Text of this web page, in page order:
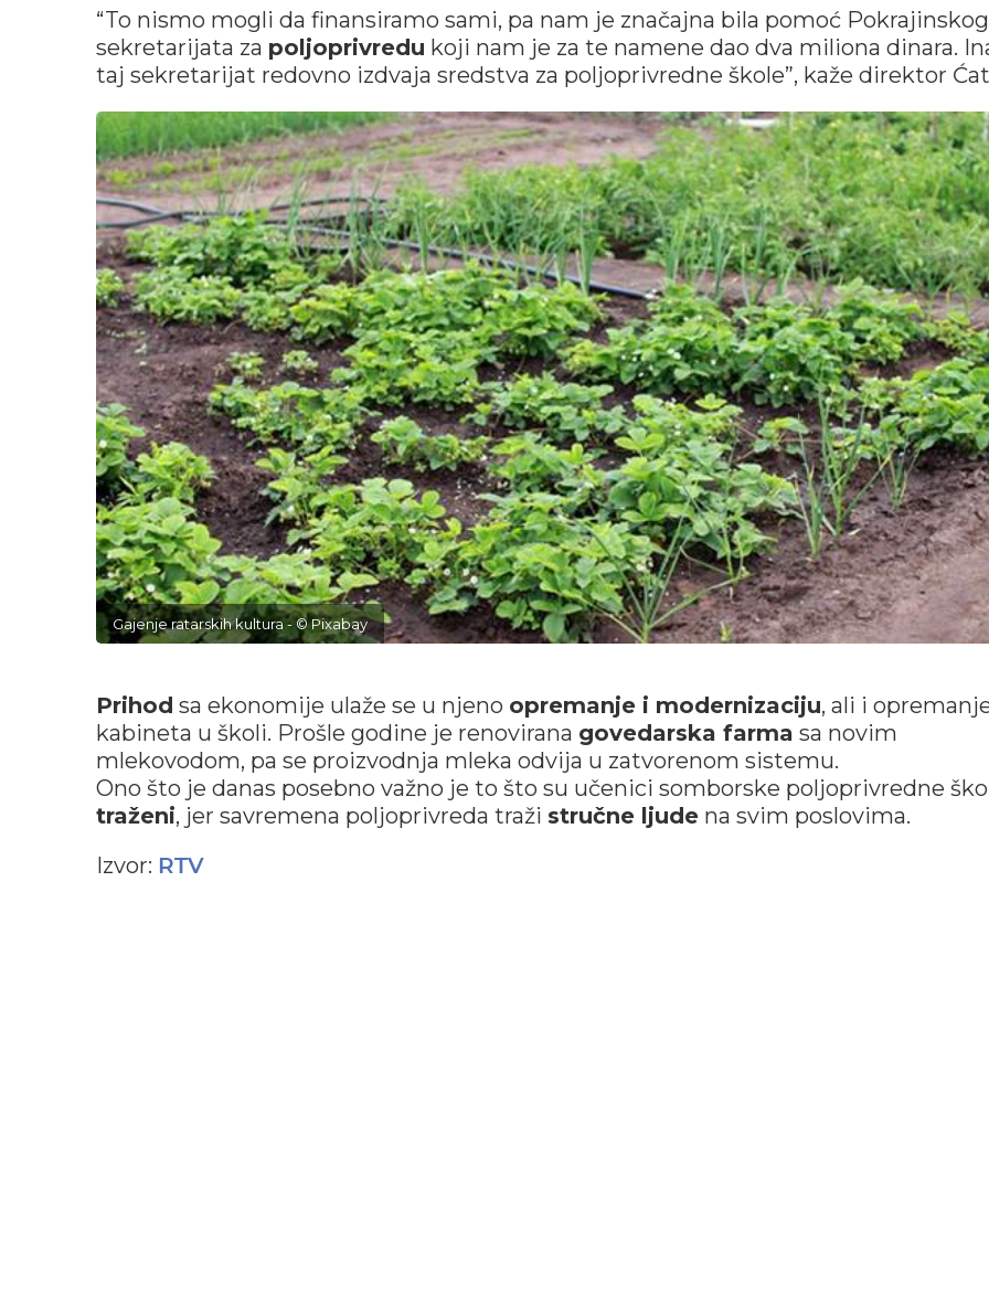
“To nismo mogli da finansiramo sami, pa nam je značajna bila pomoć Pokrajinskog
sekretarijata za poljoprivredu koji nam je za te namene dao dva miliona dinara.
taj sekretarijat redovno izdvaja sredstva za poljoprivredne škole”, kaže direktor
Gajenje ratarskih kultura - © Pixabay
Prihod sa ekonomije ulaže se u njeno opremanje i modernizaciju, ali i
kabineta u školi. Prošle godine je renovirana govedarska farma sa novim
mlekovodom, pa se proizvodnja mleka odvija u zatvorenom sistemu.
Ono što je danas posebno važno je to što su učenici somborske poljoprivredne
traženi, jer savremena poljoprivreda traži stručne ljude na svim poslovima.
Izvor: RTV